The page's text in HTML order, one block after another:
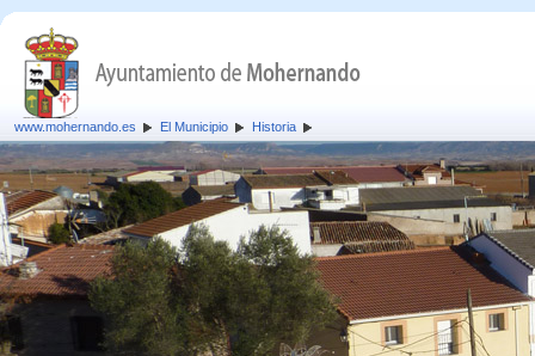
www.mohernando.es El Municipio Historia